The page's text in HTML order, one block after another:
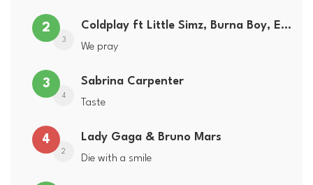
2
3
Coldplay ft Little Simz, Burna Boy, Elyanna & Tini
We pray
3
4
Sabrina Carpenter
Taste
4
2
Lady Gaga & Bruno Mars
Die with a smile